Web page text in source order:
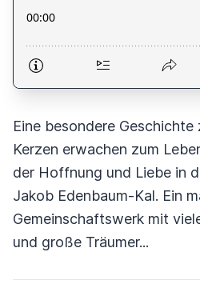
Eine besondere
Kerzen erwachen zum
der Hoffnung und Liebe in
Jakob Edenbaum-Kal. Ein
Gemeinschaftswerk mit
und große Träumer...